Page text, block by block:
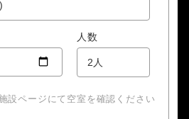
人数
設ページにて空室を確認ください